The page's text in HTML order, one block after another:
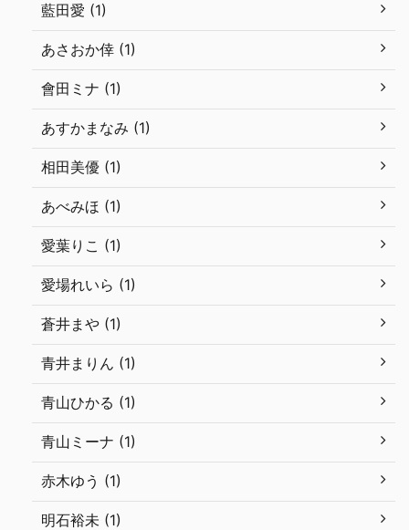
藍田愛 (1)
あさおか倖 (1)
會田ミナ (1)
あすかまなみ (1)
相田美優 (1)
あべみほ (1)
愛葉りこ (1)
愛場れいら (1)
蒼井まや (1)
青井まりん (1)
青山ひかる (1)
青山ミーナ (1)
赤木ゆう (1)
明石裕未 (1)